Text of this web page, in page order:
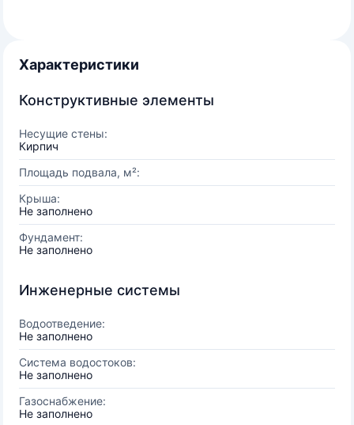
Характеристики
Конструктивные элементы
Несущие стены:
Кирпич
Площадь подвала, м²:
Крыша:
Не заполнено
Фундамент:
Не заполнено
Инженерные системы
Водоотведение:
Не заполнено
Система водостоков:
Не заполнено
Газоснабжение:
Не заполнено